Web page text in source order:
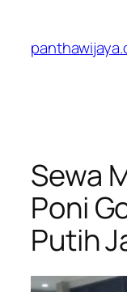
konten
Sewa
Poni
Putih